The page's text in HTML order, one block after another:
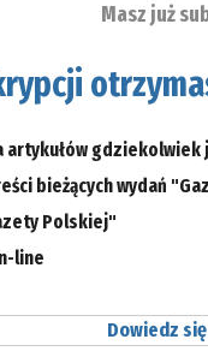
Masz już
artykułów
bieżących wydań
Polskiej"
line
Dowiedz